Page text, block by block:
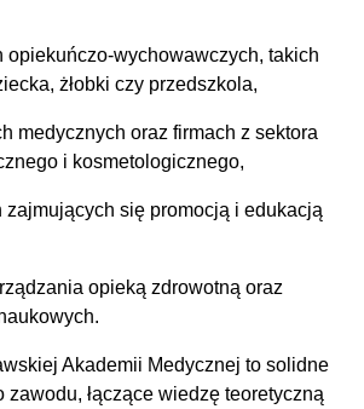
opiekuńczo-wychowawczych, takich
żłobki czy przedszkola,
medycznych oraz firmach z sektora
i kosmetologicznego,
zajmujących się promocją i edukacją
opieką zdrowotną oraz
Akademii Medycznej to solidne
zawodu, łączące wiedzę teoretyczną